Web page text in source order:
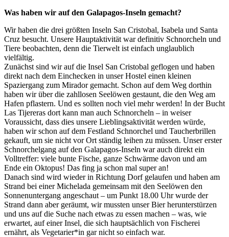
Was haben wir auf den Galapagos-Inseln gemacht?
Wir haben die drei größten Inseln San Cristobal, Isabela und Santa
Cruz besucht. Unsere Hauptaktivität war definitiv Schnorcheln und
Tiere beobachten, denn die Tierwelt ist einfach unglaublich
vielfältig.
Zunächst sind wir auf die Insel San Cristobal geflogen und haben
direkt nach dem Einchecken in unser Hostel einen kleinen
Spaziergang zum Mirador gemacht. Schon auf dem Weg dorthin
haben wir über die zahllosen Seelöwen gestaunt, die den Weg am
Hafen pflastern. Und es sollten noch viel mehr werden! In der Bucht
Las Tijereras dort kann man auch Schnorcheln – in weiser
Voraussicht, dass dies unsere Lieblingsaktivität werden würde,
haben wir schon auf dem Festland Schnorchel und Taucherbrillen
gekauft, um sie nicht vor Ort ständig leihen zu müssen. Unser erster
Schnorchelgang auf den Galapagos-Inseln war auch direkt ein
Volltreffer: viele bunte Fische, ganze Schwärme davon und am
Ende ein Oktopus! Das fing ja schon mal super an!
Danach sind wird wieder in Richtung Dorf gelaufen und haben am
Strand bei einer Michelada gemeinsam mit den Seelöwen den
Sonnenuntergang angeschaut – um Punkt 18.00 Uhr wurde der
Strand dann aber geräumt, wir mussten unser Bier herunterstürzen
und uns auf die Suche nach etwas zu essen machen – was, wie
erwartet, auf einer Insel, die sich hauptsächlich von Fischerei
ernährt, als Vegetarier*in gar nicht so einfach war.